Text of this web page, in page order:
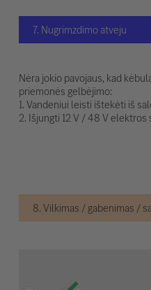
7. Nugrimzdimo atveju
Nėra jokio pavojaus, kad
priemonės gelbėjimo:
1. Vandeniui leisti ištekėti iš
2. Išjungti 12 V / 48 V elektros
8. Vilkimas / gabenimas /